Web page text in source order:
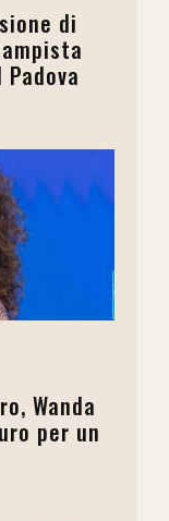
di
Wanda
per un